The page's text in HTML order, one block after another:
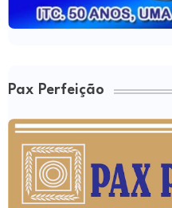
Pax Perfeição